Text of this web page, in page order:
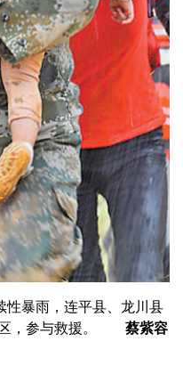
暴雨，连平县、龙川县
参与救援。
蔡紫容